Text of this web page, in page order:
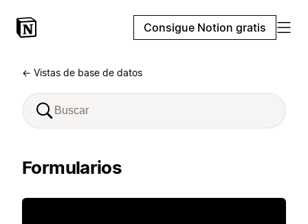
Consigue Notion gratis
← Vistas de base de datos
Formularios